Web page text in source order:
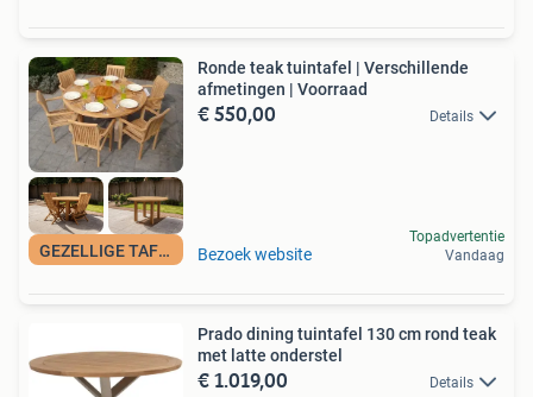
GEZELLIGE TAFELS
Ronde teak tuintafel | Verschillende
afmetingen | Voorraad
€ 550,00 Details
Bezoek website
Topadvertentie
Vandaag
Prado dining tuintafel 130 cm rond teak
met latte onderstel
€ 1.019,00 Details